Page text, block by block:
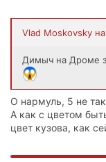
Vlad Moskovsky
Димыч на Дроме
О нармуль, 5 не
А как с цветом
цвет кузова, как